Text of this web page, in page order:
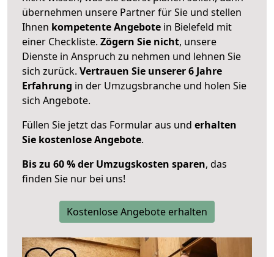
übernehmen unsere Partner für Sie und stellen
Ihnen kompetente Angebote in Bielefeld mit
einer Checkliste. Zögern Sie nicht, unsere
Dienste in Anspruch zu nehmen und lehnen Sie
sich zurück. Vertrauen Sie unserer 6 Jahre
Erfahrung in der Umzugsbranche und holen Sie
sich Angebote.
Füllen Sie jetzt das Formular aus und erhalten
Sie kostenlose Angebote.
Bis zu 60 % der Umzugskosten sparen, das
finden Sie nur bei uns!
Kostenlose Angebote erhalten